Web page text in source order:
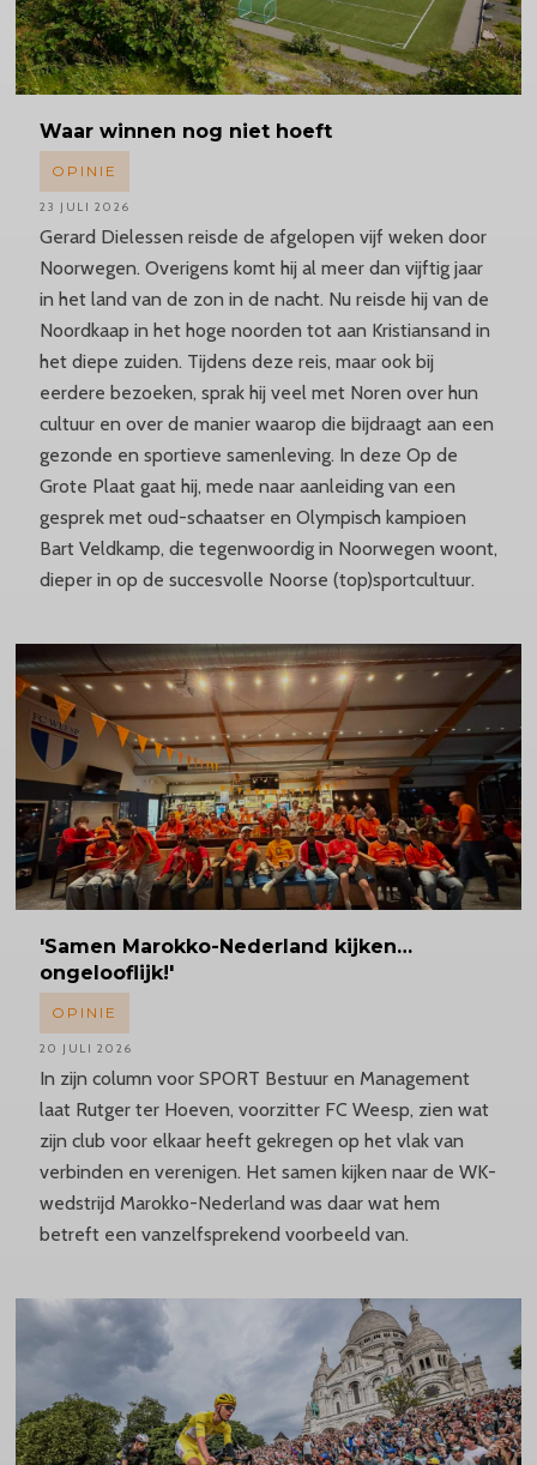
Waar winnen nog niet hoeft
Gerard Dielessen reisde de afgelopen vijf weken door
Noorwegen. Overigens komt hij al meer dan vijftig jaar
in het land van de zon in de nacht. Nu reisde hij van de
Noordkaap in het hoge noorden tot aan Kristiansand in
het diepe zuiden. Tijdens deze reis, maar ook bij
eerdere bezoeken, sprak hij veel met Noren over hun
cultuur en over de manier waarop die bijdraagt aan een
gezonde en sportieve samenleving. In deze Op de
Grote Plaat gaat hij, mede naar aanleiding van een
gesprek met oud-schaatser en Olympisch kampioen
Bart Veldkamp, die tegenwoordig in Noorwegen woont,
dieper in op de succesvolle Noorse (top)sportcultuur.
OPINIE
23 JULI 2026
'Samen Marokko-Nederland kijken…
ongelooflijk!'
In zijn column voor SPORT Bestuur en Management
laat Rutger ter Hoeven, voorzitter FC Weesp, zien wat
zijn club voor elkaar heeft gekregen op het vlak van
verbinden en verenigen. Het samen kijken naar de WK-
wedstrijd Marokko-Nederland was daar wat hem
betreft een vanzelfsprekend voorbeeld van.
OPINIE
20 JULI 2026